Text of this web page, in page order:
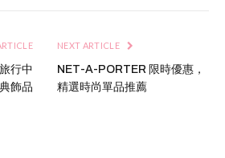
行中
飾品
NEXT ARTICLE
NET-A-PORTER 限時優惠，
精選時尚單品推薦